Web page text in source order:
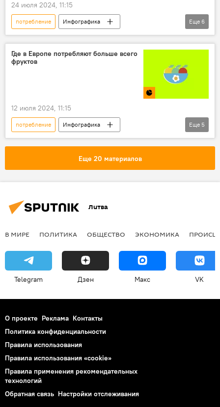
24 июля 2024, 11:15
потребление
Инфографика
Мультимедиа
табак
курение
Европа
ЕС Балтия Литва
Еще 6
Где в Европе потребляют больше всего
фруктов
12 июля 2024, 11:15
потребление
Инфографика
Мультимедиа
фрукты
Европа
Еще 5
Еще 20 материалов
Литва
В МИРЕ ПОЛИТИКА ОБЩЕСТВО ЭКОНОМИКА
Telegram Дзен Макс VK
О проекте Реклама Контакты
Политика конфиденциальности
Правила использования
Правила использования «cookie»
Правила применения рекомендательных
технологий
Обратная связь Настройки отслеживания